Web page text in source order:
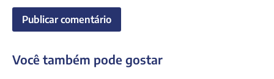
Você também pode gostar